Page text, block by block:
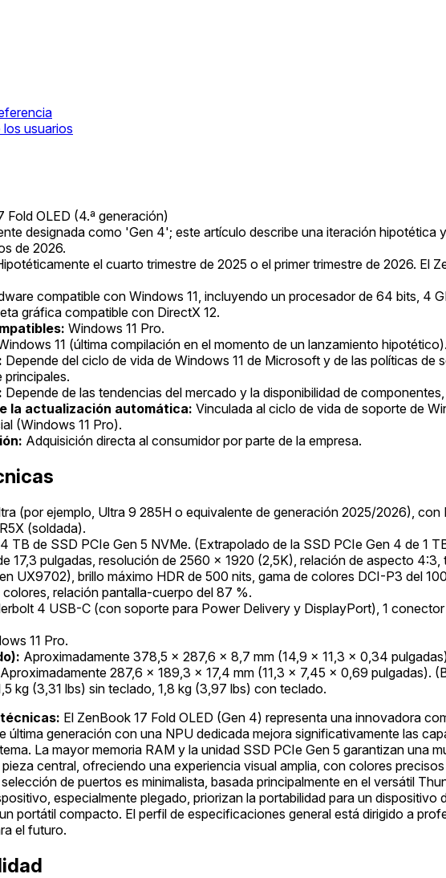
usuarios
Fold OLED (4.ª generación)
designada como 'Gen 4'; este artículo describe una iteración
de 2026.
el cuarto trimestre de 2025 o el primer trimestre de 2026. El
compatible con Windows 11, incluyendo un procesador de 64 bits, 4
gráfica compatible con DirectX 12.
Windows 11 Pro.
11 (última compilación en el momento de un lanzamiento hipotético).
Depende del ciclo de vida de Windows 11 de Microsoft y de las políticas
Depende de las tendencias del mercado y la disponibilidad de
la actualización automática: Vinculada al ciclo de vida de soporte de
(Windows 11 Pro).
Adquisición directa al consumidor por parte de la empresa.
(por ejemplo, Ultra 9 285H o equivalente de generación 2025/2026),
(soldada).
TB de SSD PCIe Gen 5 NVMe. (Extrapolado de la SSD PCIe Gen 4 de 1
17,3 pulgadas, resolución de 2560 x 1920 (2,5K), relación de aspecto
UX9702), brillo máximo HDR de 500 nits, gama de colores DCI-P3 del
relación pantalla-cuerpo del 87 %.
4 USB-C (con soporte para Power Delivery y DisplayPort), 1
11 Pro.
Aproximadamente 378,5 x 287,6 x 8,7 mm (14,9 x 11,3 x 0,34
Aproximadamente 287,6 x 189,3 x 17,4 mm (11,3 x 7,45 x 0,69 pulgadas).
kg (3,31 lbs) sin teclado, 1,8 kg (3,97 lbs) con teclado.
El ZenBook 17 Fold OLED (Gen 4) representa una innovadora
última generación con una NPU dedicada mejora significativamente las
La mayor memoria RAM y la unidad SSD PCIe Gen 5 garantizan una
pieza central, ofreciendo una experiencia visual amplia, con colores
de puertos es minimalista, basada principalmente en el versátil
especialmente plegado, priorizan la portabilidad para un
portátil compacto. El perfil de especificaciones general está dirigido a
el futuro.